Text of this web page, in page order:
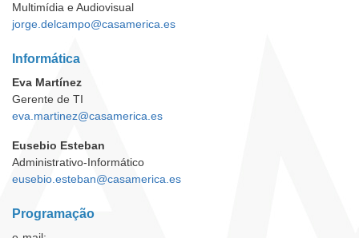
Multimídia e Audiovisual
jorge.delcampo@casamerica.es
Informática
Eva Martínez
Gerente de TI
eva.martinez@casamerica.es
Eusebio Esteban
Administrativo-Informático
eusebio.esteban@casamerica.es
Programação